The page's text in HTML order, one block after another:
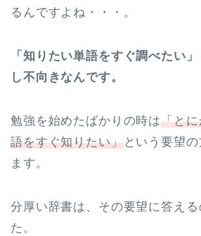
るんですよね・・・。
「知りたい単語をすぐ調べたい
し不向きなんです。
勉強を始めたばかりの時は「と
語をすぐ知りたい」という要望
ます。
分厚い辞書は、その要望に答え
た。